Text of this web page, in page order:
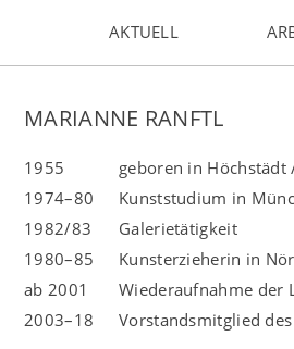
AKTUELL
MARIANNE RANFTL
1955
1974–80
1982/83
1980–85
ab 2001
2003–18
geboren in Höchstädt
Kunststudium in Mü
Galerietätigkeit
Kunsterzieherin in
Wiederaufnahme der
Vorstandsmitglied